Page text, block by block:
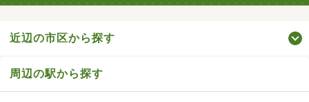
近辺の市区から探す
周辺の駅から探す